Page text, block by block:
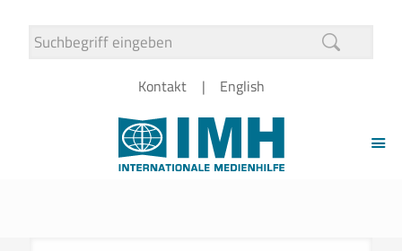
Kontakt English